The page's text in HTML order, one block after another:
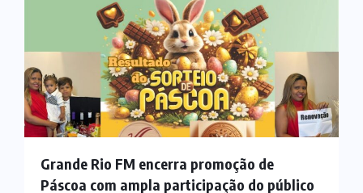
Grande Rio FM encerra promoção de
Páscoa com ampla participação do público